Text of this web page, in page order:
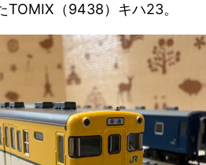
TOMIX（9438）キハ23。